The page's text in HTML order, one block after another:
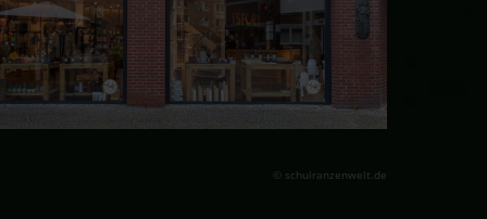
© schulranzenwelt.de